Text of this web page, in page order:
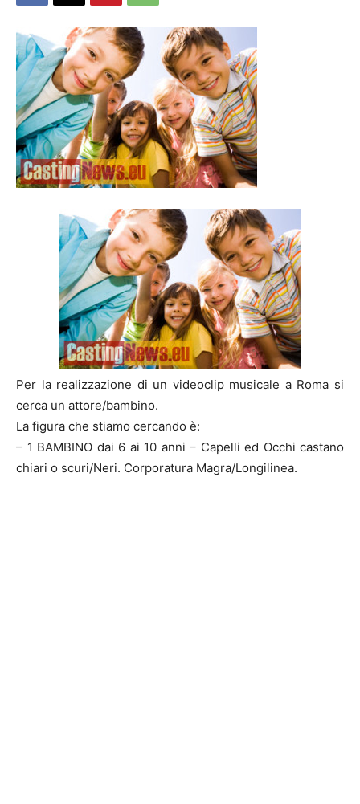
Per la realizzazione di un videoclip musicale a Roma si
cerca un attore/bambino.
La figura che stiamo cercando è:
– 1 BAMBINO dai 6 ai 10 anni – Capelli ed Occhi castano
chiari o scuri/Neri. Corporatura Magra/Longilinea.